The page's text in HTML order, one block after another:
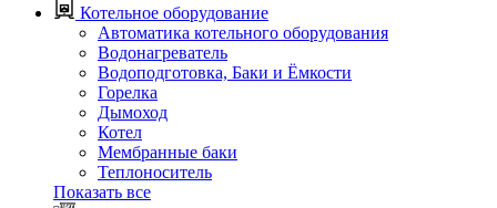
Котельное оборудование
Автоматика котельного оборудования
Водонагреватель
Водоподготовка, Баки и Ёмкости
Горелка
Дымоход
Котел
Мембранные баки
Теплоноситель
Показать все